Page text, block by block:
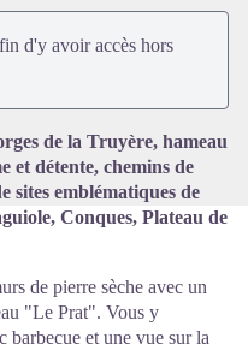
l'image en plein écran
d'y avoir accès hors
de la Truyère, hameau
et détente, chemins de
sites emblématiques de
Conques, Plateau de
de pierre sèche avec un
"Le Prat". Vous y
barbecue et une vue sur la